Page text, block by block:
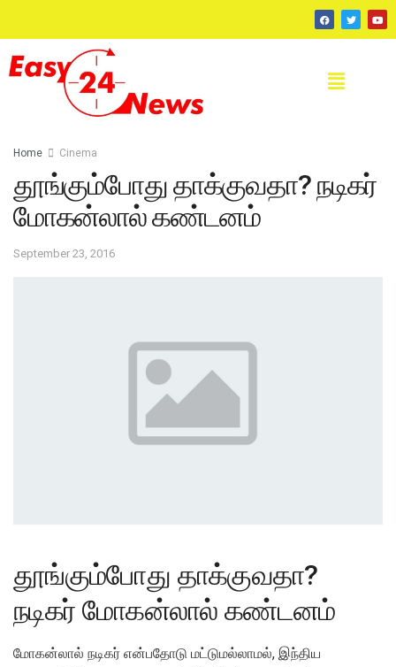
Home Cinema
தூங்கும்போது தாக்குவதா? நடிகர்
மோகன்லால் கண்டனம்
September 23, 2016
தூங்கும்போது தாக்குவதா?
நடிகர் மோகன்லால் கண்டனம்
மோகன்லால் நடிகர் என்பதோடு மட்டுமல்லாமல், இந்திய